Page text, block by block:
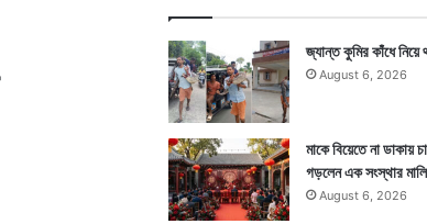
জ্যান্ত কুমির কাঁধে নিয়ে
August 6, 2026
মাকে বিয়েতে না ডাকায়
গড়লেন এক সংস্থার
August 6, 2026